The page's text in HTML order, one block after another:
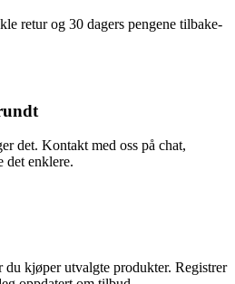
retur og 30 dagers pengene tilbake-
det. Kontakt med oss på chat,
det enklere.
du kjøper utvalgte produkter. Registrer